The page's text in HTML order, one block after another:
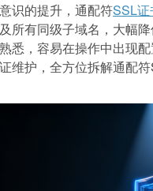
识的提升，通配符SSL证
所有同级子域名，大幅
悉，容易在操作中出现
维护，全方位拆解通配